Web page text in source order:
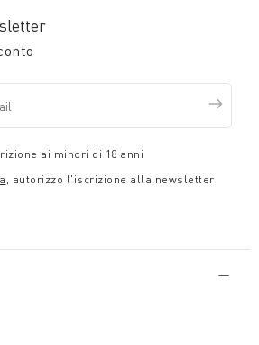
ai minori di 18 anni
, autorizzo l'iscrizione alla newsletter